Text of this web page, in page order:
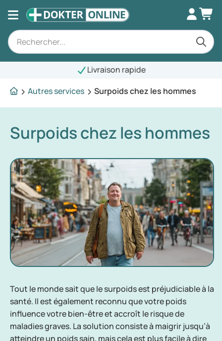
Livraison rapide
Autres services
Surpoids chez les hommes
Surpoids chez les hommes
Tout le monde sait que le surpoids est préjudiciable à la
santé. Il est également reconnu que votre poids
influence votre bien-être et accroît le risque de
maladies graves. La solution consiste à maigrir jusqu’à
atteindre un poids sain, mais cela est plus facile à dire